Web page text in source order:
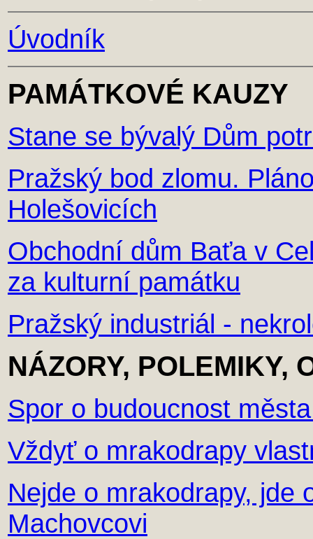
Úvodník
PAMÁTKOVÉ KAUZY
Stane se bývalý Dům
Pražský bod zlomu.
Holešovicích
Obchodní dům Baťa v
za kulturní památku
Pražský industriál -
NÁZORY, POLEMIKY,
Spor o budoucnost
Vždyť o mrakodrapy
Nejde o mrakodrapy, jde
Machovcovi